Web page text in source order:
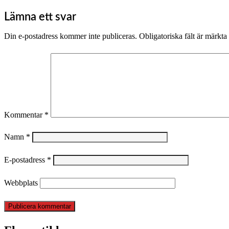
Lämna ett svar
Din e-postadress kommer inte publiceras. Obligatoriska fält är märkta
Kommentar *
Namn *
E-postadress *
Webbplats